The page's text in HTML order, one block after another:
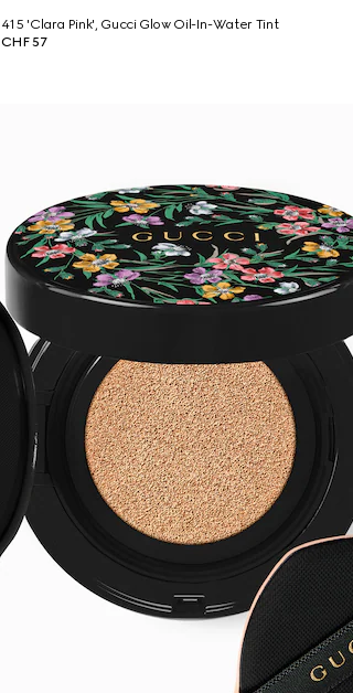
415 'Clara Pink', Gucci Glow Oil-In-Water Tint
CHF 57